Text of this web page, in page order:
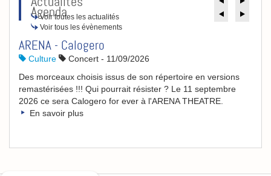
Voir toutes les actualités
Agenda
Voir tous les évènements
ARENA - Calogero
Culture Concert - 11/09/2026
Des morceaux choisis issus de son répertoire en versions
remastérisées !!! Qui pourrait résister ? Le 11 septembre
2026 ce sera Calogero for ever à l'ARENA THEATRE.
En savoir plus